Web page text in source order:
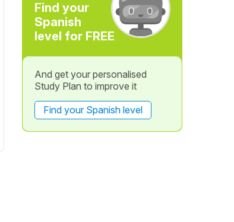
Find your
Spanish
level for FREE
And get your personalised
Study Plan to improve it
Find your Spanish level